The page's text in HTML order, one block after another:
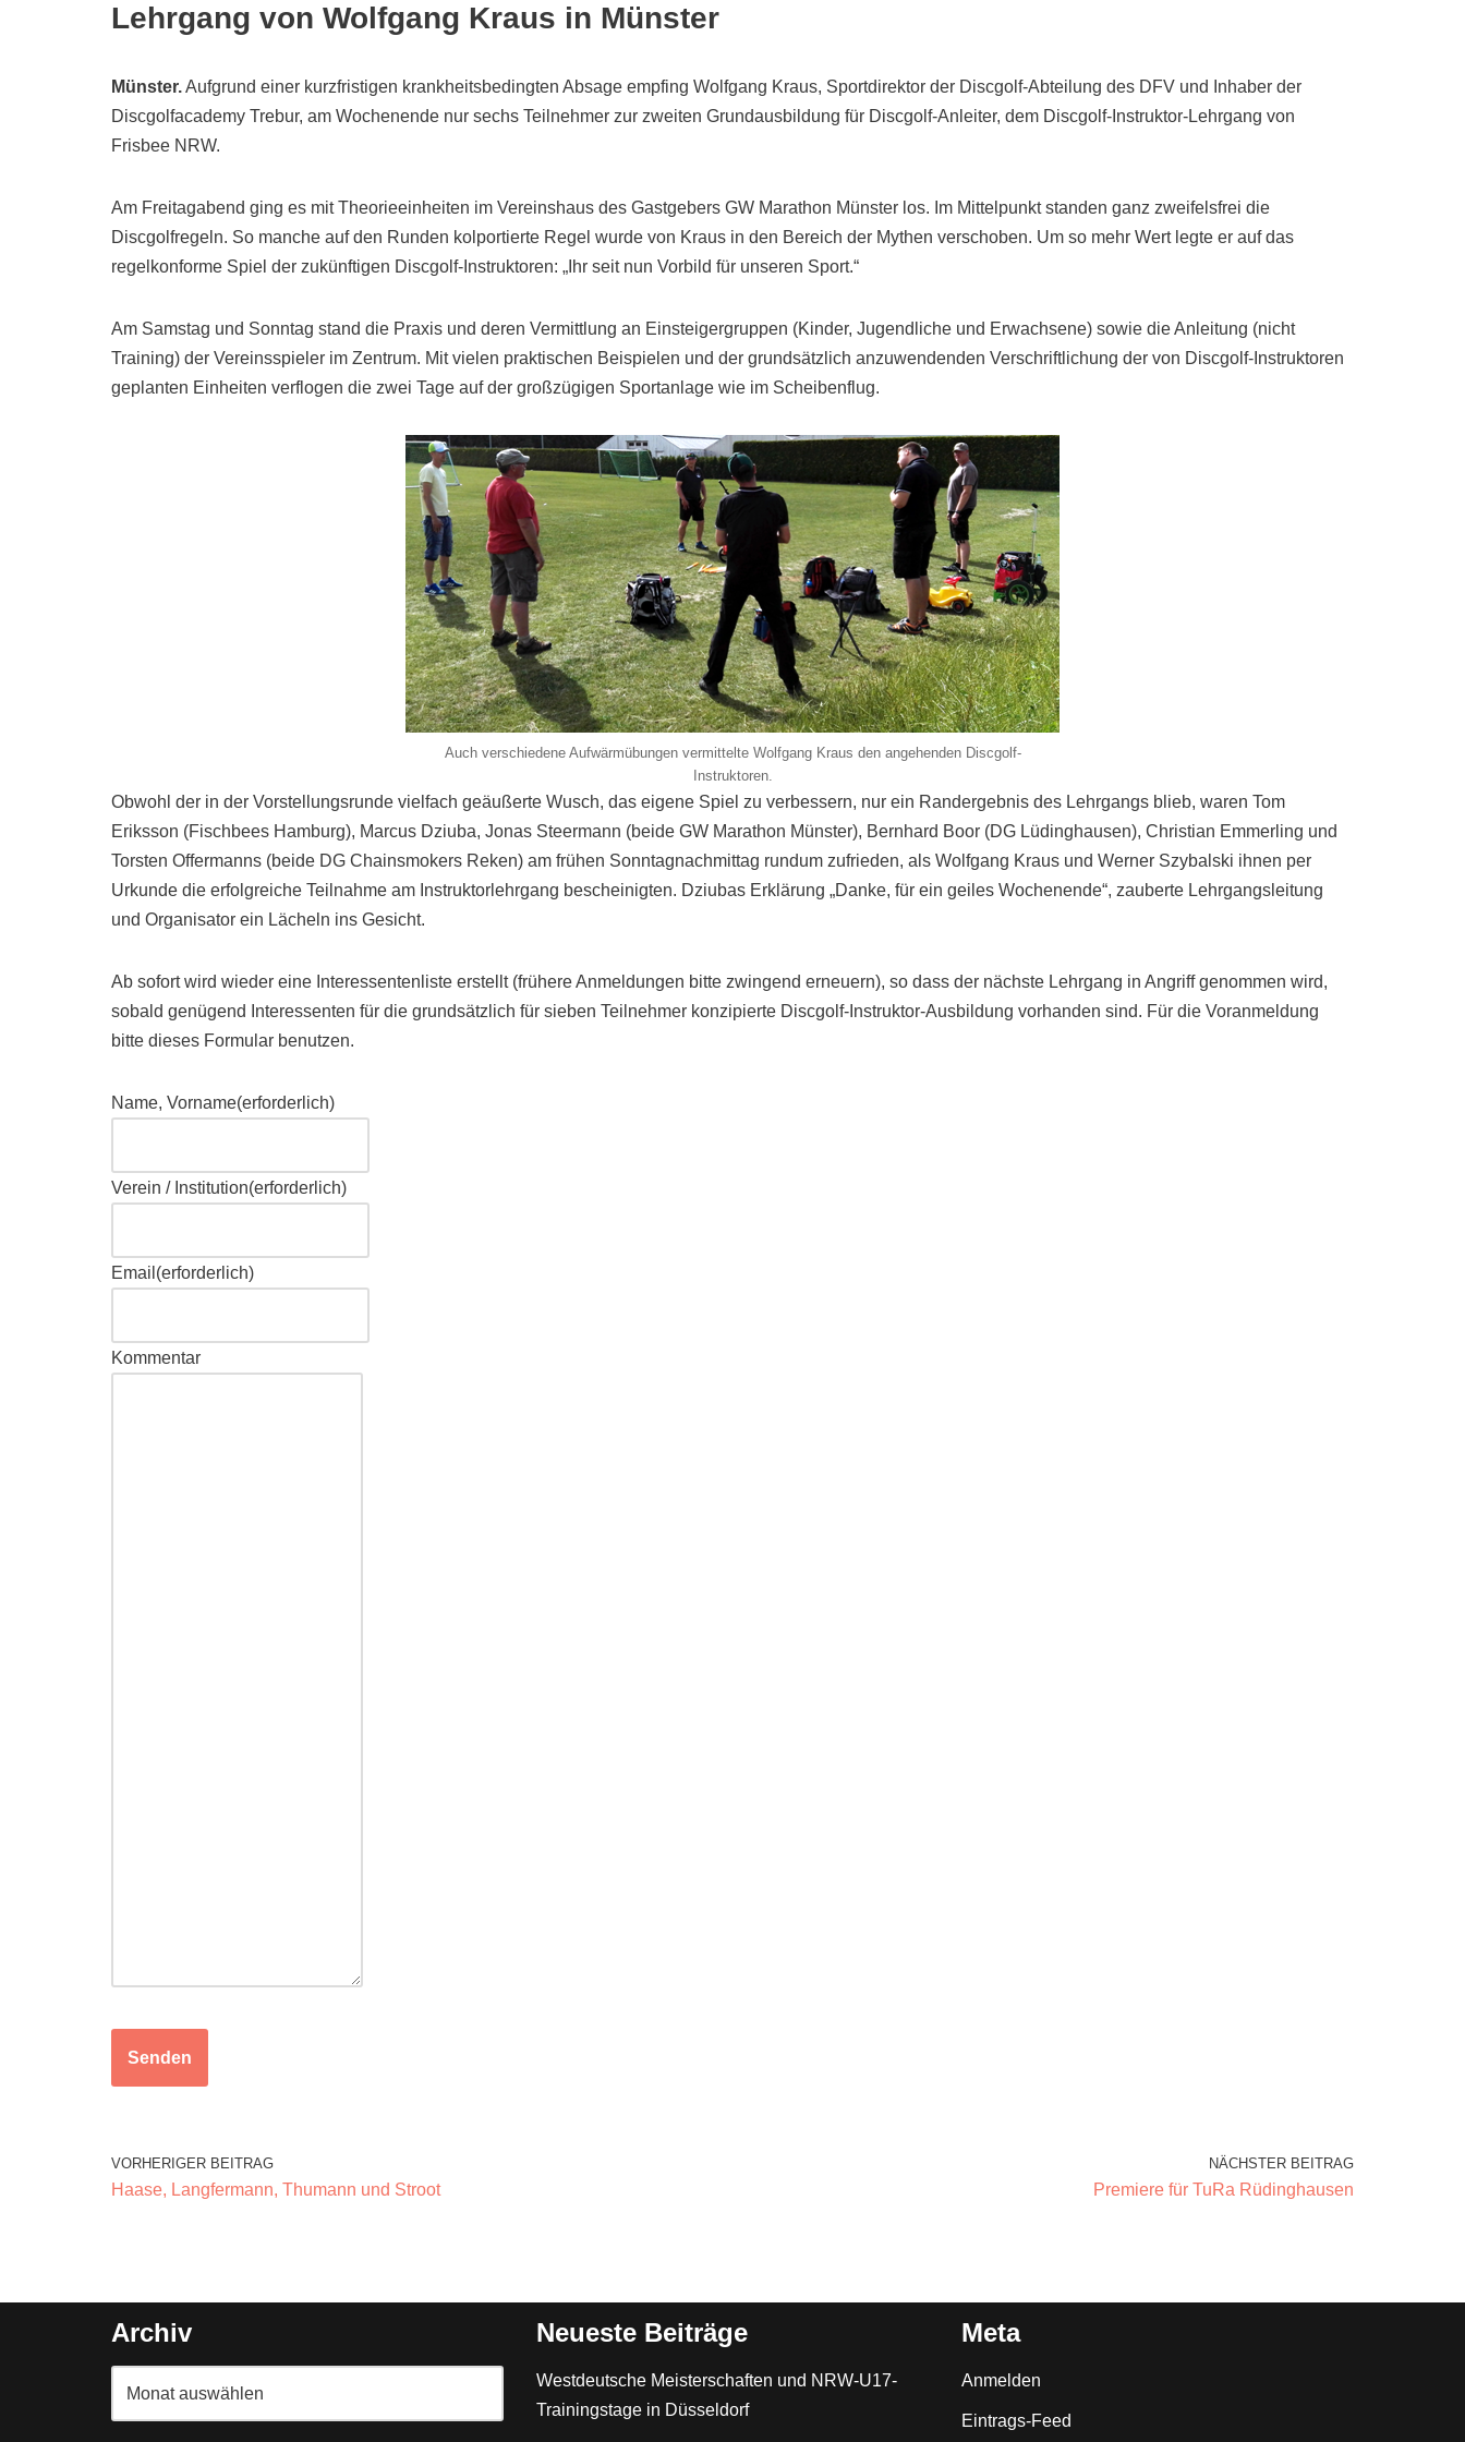
Lehrgang von Wolfgang Kraus in Münster
Münster.Aufgrund einer kurzfristigen krankheitsbedingten Absage empfing Wolfgang Kraus, Sportdirektor der Discgolf-Abteilung des DFV und Inhaber der
Discgolfacademy Trebur, am Wochenende nur sechs Teilnehmer zur zweiten Grundausbildung für Discgolf-Anleiter, dem Discgolf-Instruktor-Lehrgang von
Frisbee NRW.
Am Freitagabend ging es mit Theorieeinheiten im Vereinshaus des Gastgebers GW Marathon Münster los. Im Mittelpunkt standen ganz zweifelsfrei die
Discgolfregeln. So manche auf den Runden kolportierte Regel wurde von Kraus in den Bereich der Mythen verschoben. Um so mehr Wert legte er auf das
regelkonforme Spiel der zukünftigen Discgolf-Instruktoren: „Ihr seit nun Vorbild für unseren Sport.“
Am Samstag und Sonntag stand die Praxis und deren Vermittlung an Einsteigergruppen (Kinder, Jugendliche und Erwachsene) sowie die Anleitung (nicht
Training) der Vereinsspieler im Zentrum. Mit vielen praktischen Beispielen und der grundsätzlich anzuwendenden Verschriftlichung der von Discgolf-Instruktoren
geplanten Einheiten verflogen die zwei Tage auf der großzügigen Sportanlage wie im Scheibenflug.
Auch verschiedene Aufwärmübungen vermittelte Wolfgang Kraus den angehenden Discgolf-
Instruktoren.
Obwohl der in der Vorstellungsrunde vielfach geäußerte Wusch, das eigene Spiel zu verbessern, nur ein Randergebnis des Lehrgangs blieb, waren Tom
Eriksson (Fischbees Hamburg), Marcus Dziuba, Jonas Steermann (beide GW Marathon Münster), Bernhard Boor (DG Lüdinghausen), Christian Emmerling und
Torsten Offermanns (beide DG Chainsmokers Reken) am frühen Sonntagnachmittag rundum zufrieden, als Wolfgang Kraus und Werner Szybalski ihnen per
Urkunde die erfolgreiche Teilnahme am Instruktorlehrgang bescheinigten. Dziubas Erklärung „Danke, für ein geiles Wochenende“, zauberte Lehrgangsleitung
und Organisator ein Lächeln ins Gesicht.
Ab sofort wird wieder eine Interessentenliste erstellt (frühere Anmeldungen bitte zwingend erneuern), so dass der nächste Lehrgang in Angriff genommen wird,
sobald genügend Interessenten für die grundsätzlich für sieben Teilnehmer konzipierte Discgolf-Instruktor-Ausbildung vorhanden sind. Für die Voranmeldung
bitte dieses Formular benutzen.
Name, Vorname(erforderlich)
Verein / Institution(erforderlich)
Email (erforderlich)
Kommentar
Senden
VORHERIGER BEITRAG
Haase, Langfermann, Thumann und Stroot
NÄCHSTER BEITRAG
Premiere für TuRa Rüdinghausen
Archiv Neueste Beiträge
Westdeutsche Meisterschaften und NRW-U17-
Trainingstage in Düsseldorf
Meta
Anmelden
Eintrags-Feed